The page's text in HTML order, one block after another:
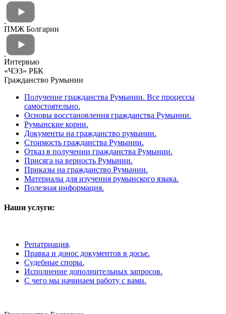
ПМЖ Болгарии
Интервью
«ЧЭЗ» РБК
Гражданство Румынии
Получение гражданства Румынии. Все процессы
самостоятельно.
Основы восстановления гражданства Румынии.
Румынские корни.
Документы на гражданство румынии.
Стоимость гражданства Румынии.
Отказ в получении гражданства Румынии.
Присяга на верность Румынии.
Приказы на гражданство Румынии.
Материалы для изучения румынского языка.
Полезная информация.
Наши услуги:
Репатриация.
Правка и донос документов в досье.
Судебные споры.
Исполнение дополнительных запросов.
С чего мы начинаем работу с вами.